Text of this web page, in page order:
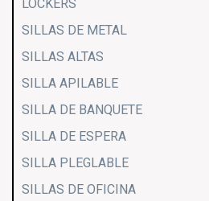
LOCKERS
SILLAS DE METAL
SILLAS ALTAS
SILLA APILABLE
SILLA DE BANQUETE
SILLA DE ESPERA
SILLA PLEGLABLE
SILLAS DE OFICINA